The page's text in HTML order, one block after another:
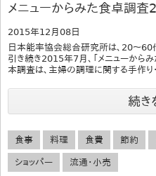
メニューからみた食卓調査
2015年12月08日
日本能率協会総合研究所は、20～
引き続き2015年7月、「メニューから
本調査は、主婦の調理に関する手作り
続き
食事 料理 食費 節約
ショッパー 流通・小売